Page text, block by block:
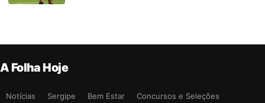
A Folha Hoje
Notícias Sergipe Bem Estar Concursos e Seleções